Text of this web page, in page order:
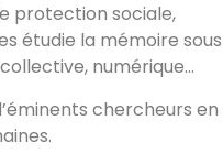
protection sociale,
étudie la mémoire sous
numérique…
chercheurs en